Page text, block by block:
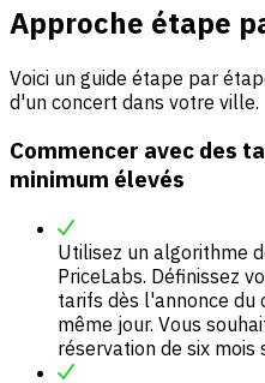
Approche étape
Voici un guide étape par
d'un concert dans votre ville.
Commencer avec des
minimum élevés
Utilisez un algorithme
PriceLabs. Définissez
tarifs dès l'annonce
même jour. Vous
réservation de six mois